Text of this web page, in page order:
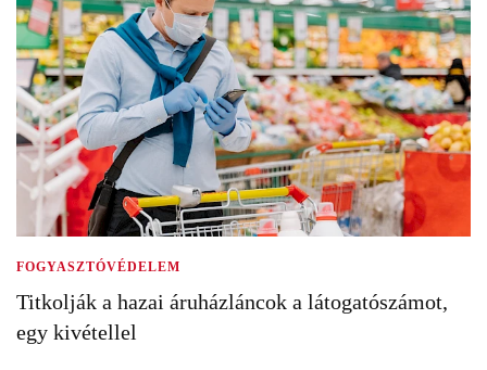
FOGYASZTÓVÉDELEM
Titkolják a hazai áruházláncok a látogatószámot,
egy kivétellel